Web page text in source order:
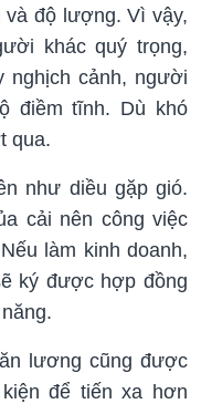
và độ lượng. Vì vậy,
khác quý trọng,
nghịch cảnh, người
điềm tĩnh. Dù khó
qua.
như diều gặp gió.
cải nên công việc
làm kinh doanh,
ký được hợp đồng
lương cũng được
để tiến xa hơn